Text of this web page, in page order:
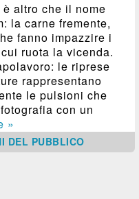
altro che il nome
la carne fremente,
fanno impazzire i
ruota la vicenda.
le riprese
rappresentano
le pulsioni che
con un
»
DEL PUBBLICO